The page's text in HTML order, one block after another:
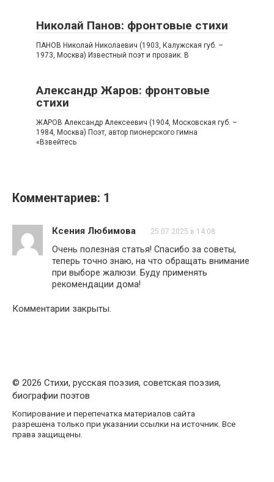
Николай Панов: фронтовые стихи
ПАНОВ Николай Николаевич (1903, Калужская губ. –
1973, Москва) Известный поэт и прозаик. В
Александр Жаров: фронтовые
стихи
ЖАРОВ Александр Алексеевич (1904, Московская губ. –
1984, Москва) Поэт, автор пионерского гимна
«Взвейтесь
Комментариев: 1
Ксения Любимова 25.07.2025 в 14:08
Очень полезная статья! Спасибо за советы,
теперь точно знаю, на что обращать внимание
при выборе жалюзи. Буду применять
рекомендации дома!
Комментарии закрыты.
© 2026 Стихи, русская поэзия, советская поэзия,
биографии поэтов
Копирование и перепечатка материалов сайта
разрешена только при указании ссылки на источник. Все
права защищены.